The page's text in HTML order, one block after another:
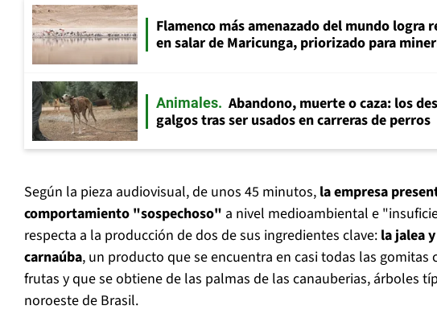
Flamenco más amenazado del mundo logra
en salar de Maricunga, priorizado para
Animales
Abandono, muerte o caza: los
galgos tras ser usados en carreras de perros
Según la pieza audiovisual, de unos 45 minutos, la empresa
comportamiento "sospechoso" a nivel medioambiental e
respecta a la producción de dos de sus ingredientes clave: la jalea
carnaúba, un producto que se encuentra en casi todas las gomitas
frutas y que se obtiene de las palmas de las canauberias, árboles
noroeste de Brasil.